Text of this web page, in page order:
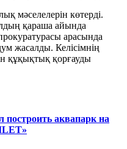
мәселелерін көтерді.
қараша айында
арасында
жасалды. Келісімнің
құқықтық қорғауды
аквапарк на